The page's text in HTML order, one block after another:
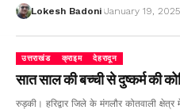
Lokesh Badoni January 19, 2025
उत्तराखंड क्राइम देहरादून
सात साल की बच्ची से दुष्कर्म की
रुड़की। हरिद्वार जिले के मंगलौर कोतवाली क्षेत्र